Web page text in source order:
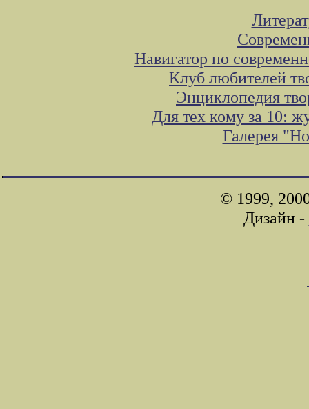
Навигатор по
Клуб любителей
Энциклопедия
Для тех кому за 10:
Галерея
© 1999,
Дизайн -